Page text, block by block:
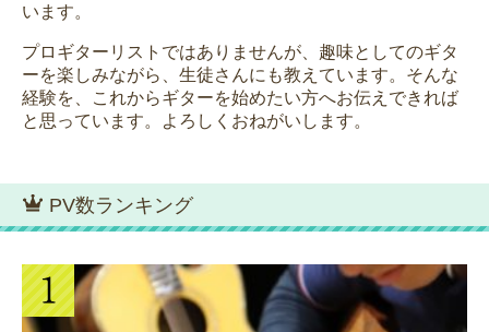
います。
プロギターリストではありませんが、趣味としてのギタ
ーを楽しみながら、生徒さんにも教えています。そんな
経験を、これからギターを始めたい方へお伝えできれば
と思っています。よろしくおねがいします。
PV数ランキング